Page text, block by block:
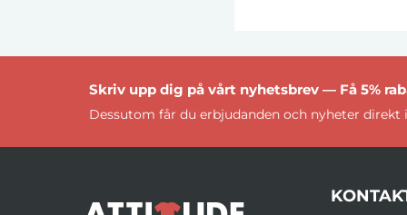
Skriv upp dig på vårt nyhetsbrev — Få 5%
Dessutom får du erbjudanden och nyheter direkt